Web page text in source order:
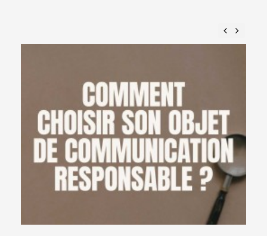
Previous